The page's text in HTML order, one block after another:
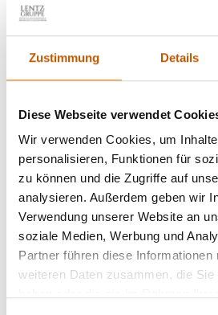
Zustimmung Details
Diese Webseite verwendet
Wir verwenden Cookies, um
personalisieren, Funktionen für
zu können und die Zugriffe auf
analysieren. Außerdem geben wir
Verwendung unserer Website an
soziale Medien, Werbung und
Partner führen diese
weiteren Daten zusammen, die Sie
Der 57jährige Gernot Zehner ist
Nachrichtentechnik, ausgebildeter
Abhörschutztechniker, hat einen
Hintergrund und leitet unseren
Abschirmdienst bereits seit dem